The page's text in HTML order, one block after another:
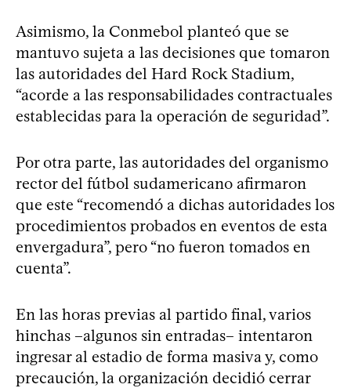
Asimismo, la Conmebol planteó que se
mantuvo sujeta a las decisiones que tomaron
las autoridades del Hard Rock Stadium,
“acorde a las responsabilidades contractuales
establecidas para la operación de seguridad”.
Por otra parte, las autoridades del organismo
rector del fútbol sudamericano afirmaron
que este “recomendó a dichas autoridades los
procedimientos probados en eventos de esta
envergadura”, pero “no fueron tomados en
cuenta”.
En las horas previas al partido final, varios
hinchas –algunos sin entradas– intentaron
ingresar al estadio de forma masiva y, como
precaución, la organización decidió cerrar